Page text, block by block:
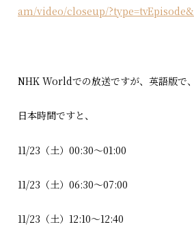
am/video/closeup/?type=tvEpisode&
NHK Worldでの放送ですが、英語版で、
日本時間ですと、
11/23（土）00:30〜01:00
11/23（土）06:30〜07:00
11/23（土）12:10〜12:40